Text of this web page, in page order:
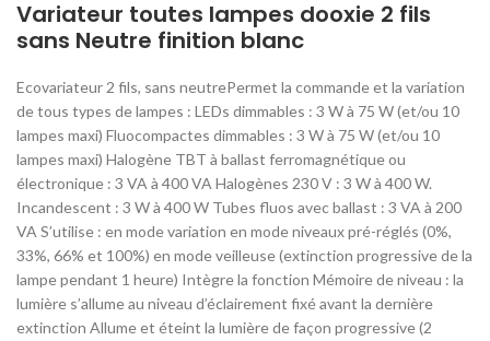
Variateur toutes lampes dooxie 2 fils
sans Neutre finition blanc
Ecovariateur 2 fils, sans neutrePermet la commande et la variation
de tous types de lampes : LEDs dimmables : 3 W à 75 W (et/ou 10
lampes maxi) Fluocompactes dimmables : 3 W à 75 W (et/ou 10
lampes maxi) Halogène TBT à ballast ferromagnétique ou
électronique : 3 VA à 400 VA Halogènes 230 V : 3 W à 400 W.
Incandescent : 3 W à 400 W Tubes fluos avec ballast : 3 VA à 200
VA S’utilise : en mode variation en mode niveaux pré-réglés (0%,
33%, 66% et 100%) en mode veilleuse (extinction progressive de la
lampe pendant 1 heure) Intègre la fonction Mémoire de niveau : la
lumière s’allume au niveau d’éclairement fixé avant la dernière
extinction Allume et éteint la lumière de façon progressive (2